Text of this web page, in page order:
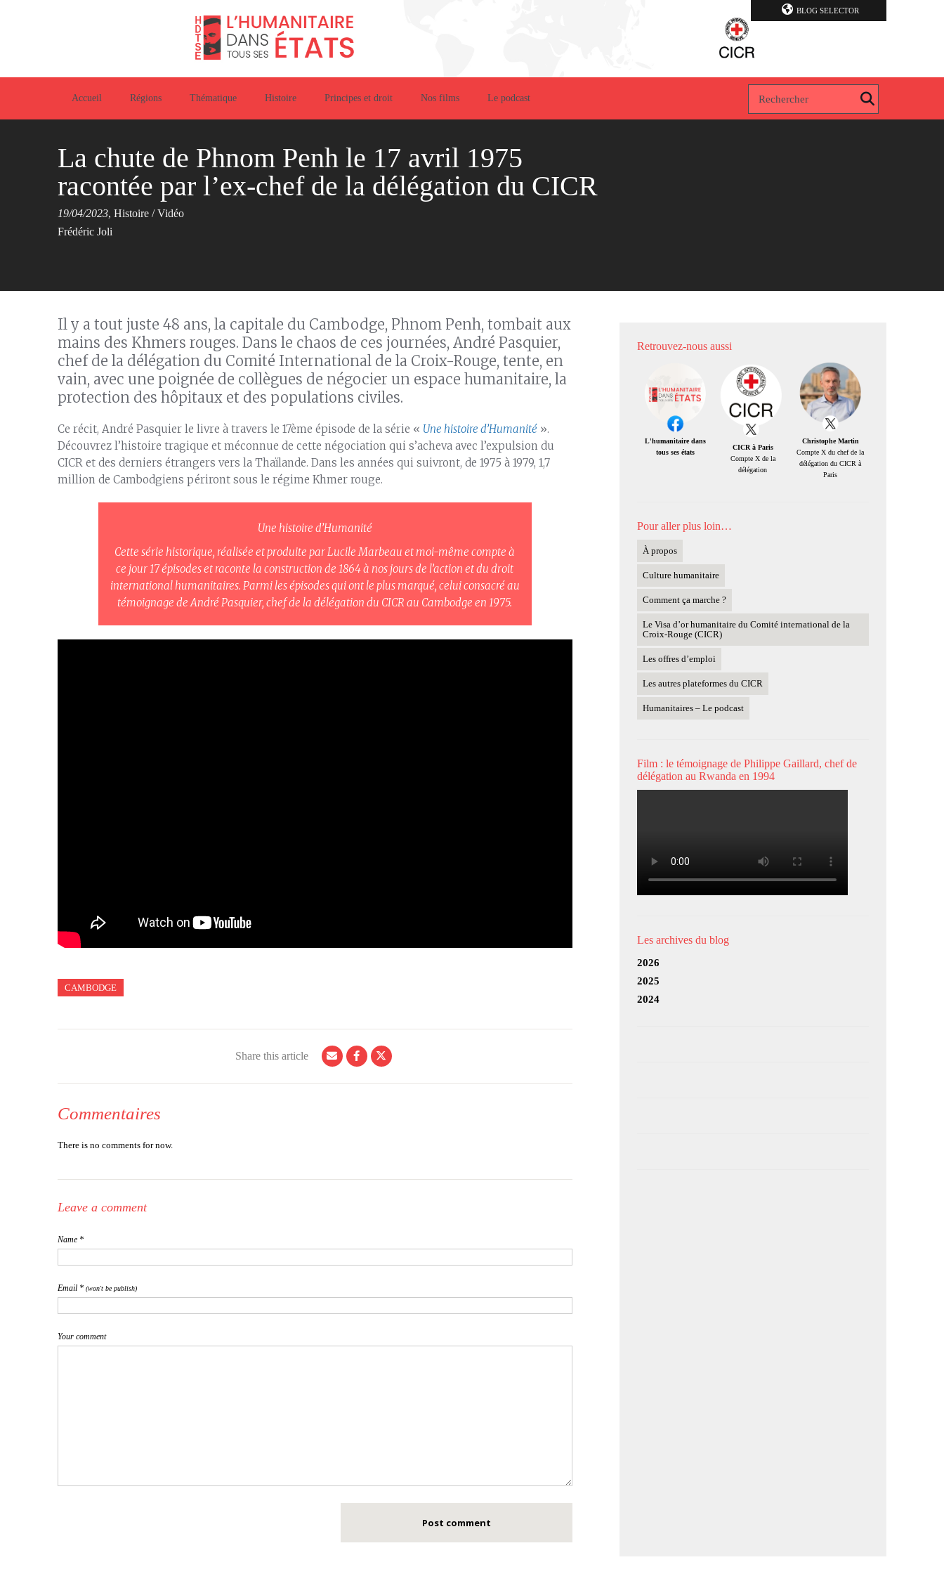
BLOG SELECTOR
Accueil Régions Thématique Histoire Principes et droit Nos films Le podcast
La chute de Phnom Penh le 17 avril 1975
racontée par l’ex-chef de la délégation du CICR
19/04/2023, Histoire /Vidéo
Frédéric Joli
Il y a tout juste 48 ans, la capitale du Cambodge, Phnom Penh, tombait aux
mains des Khmers rouges. Dans le chaos de ces journées, André Pasquier,
chef de la délégation du Comité International de la Croix-Rouge, tente, en
vain, avec une poignée de collègues de négocier un espace humanitaire, la
protection des hôpitaux et des populations civiles.
Ce récit, André Pasquier le livre à travers le 17ème épisode de la série « Une histoire d’Humanité ».
Découvrez l’histoire tragique et méconnue de cette négociation qui s’acheva avec l’expulsion du
CICR et des derniers étrangers vers la Thaïlande. Dans les années qui suivront, de 1975 à 1979, 1,7
million de Cambodgiens périront sous le régime Khmer rouge.
Une histoire d’Humanité
Cette série historique, réalisée et produite par Lucile Marbeau et moi-même compte à
ce jour 17 épisodes et raconte la construction de 1864 à nos jours de l’action et du droit
international humanitaires. Parmi les épisodes qui ont le plus marqué, celui consacré au
témoignage de André Pasquier, chef de la délégation du CICR au Cambodge en 1975.
CAMBODGE
Share this article
Commentaires
There is no comments for now.
Leave a comment
Name *
Email * (won't be publish)
Your comment
Retrouvez-nous aussi
L'humanitaire dans
tous ses états
CICR à Paris
Compte X de la
délégation
Christophe Martin
Compte X du chef de la
délégation du CICR à
Paris
Pour aller plus loin…
À propos
Culture humanitaire
Comment ça marche ?
Le Visa d’or humanitaire du Comité international de la
Croix-Rouge (CICR)
Les offres d’emploi
Les autres plateformes du CICR
Humanitaires – Le podcast
Film : le témoignage de Philippe Gaillard, chef de
délégation au Rwanda en 1994
Les archives du blog
2026
2025
2024